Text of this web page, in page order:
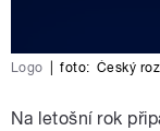
Logo foto: Český
Na letošní rok